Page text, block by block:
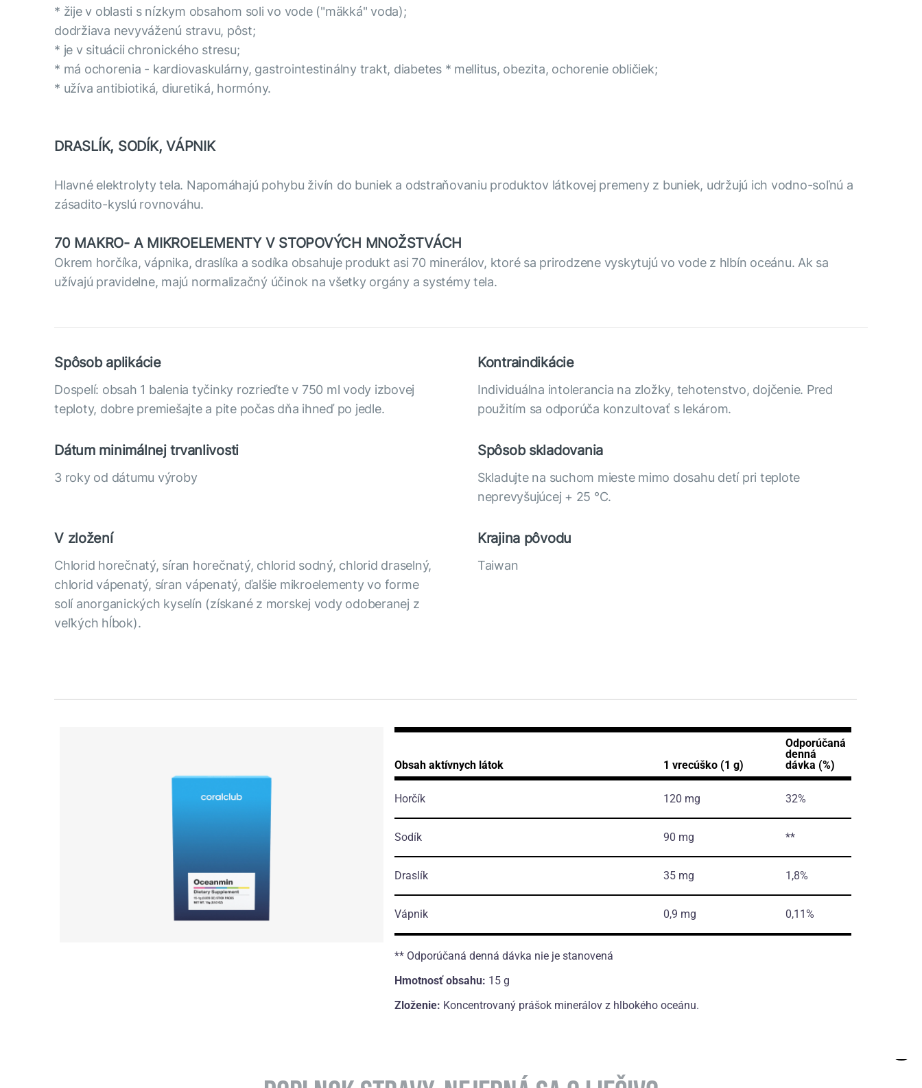
* žije v oblasti s nízkym obsahom soli vo vode ("mäkká" voda);
dodržiava nevyváženú stravu, pôst;
* je v situácii chronického stresu;
* má ochorenia - kardiovaskulárny, gastrointestinálny trakt, diabetes * mellitus, obezita, ochorenie obličiek;
* užíva antibiotiká, diuretiká, hormóny.
DRASLÍK, SODÍK, VÁPNIK
Hlavné elektrolyty tela. Napomáhajú pohybu živín do buniek a odstraňovaniu produktov látkovej premeny z buniek, udržujú ich vodno-soľnú a
zásadito-kyslú rovnováhu.
70 MAKRO- A MIKROELEMENTY V STOPOVÝCH MNOŽSTVÁCH
Okrem horčíka, vápnika, draslíka a sodíka obsahuje produkt asi 70 minerálov, ktoré sa prirodzene vyskytujú vo vode z hlbín oceánu. Ak sa
užívajú pravidelne, majú normalizačný účinok na všetky orgány a systémy tela.
Spôsob aplikácie
Dospelí: obsah 1 balenia tyčinky rozrieďte v 750 ml vody izbovej
teploty, dobre premiešajte a pite počas dňa ihneď po jedle.
Kontraindikácie
Individuálna intolerancia na zložky, tehotenstvo, dojčenie. Pred
použitím sa odporúča konzultovať s lekárom.
Dátum minimálnej trvanlivosti
3 roky od dátumu výroby
Spôsob skladovania
Skladujte na suchom mieste mimo dosahu detí pri teplote
neprevyšujúcej + 25 °C.
V zložení
Chlorid horečnatý, síran horečnatý, chlorid sodný, chlorid draselný,
chlorid vápenatý, síran vápenatý, ďalšie mikroelementy vo forme
solí anorganických kyselín (získané z morskej vody odoberanej z
veľkých hĺbok).
Krajina pôvodu
Taiwan
Obsah aktívnych látok 1 vrecúško (1 g)
Odporúčaná
denná
dávka (%)
Horčík 120 mg 32%
Sodík 90 mg **
Draslík 35 mg 1,8%
Vápnik 0,9 mg 0,11%
** Odporúčaná denná dávka nie je stanovená
Hmotnosť obsahu: 15 g
Zloženie: Koncentrovaný prášok minerálov z hlbokého oceánu.